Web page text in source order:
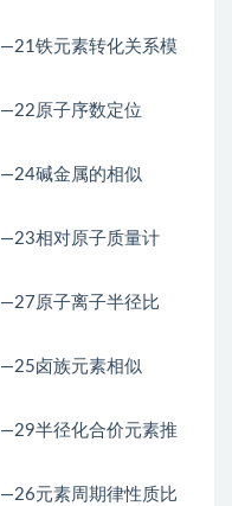
铁元素转化关系模
原子序数定位
碱金属的相似
相对原子质量计
原子离子半径比
卤族元素相似
半径化合价元素推
元素周期律性质比